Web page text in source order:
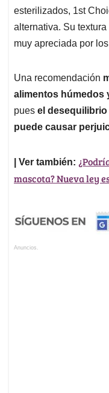
esterilizados, 1st
alternativa. Su
muy apreciada por
Una recomendación
alimentos húmedos
pues el
puede causar
| Ver también:
mascota? Nueva ley
Anuncios.